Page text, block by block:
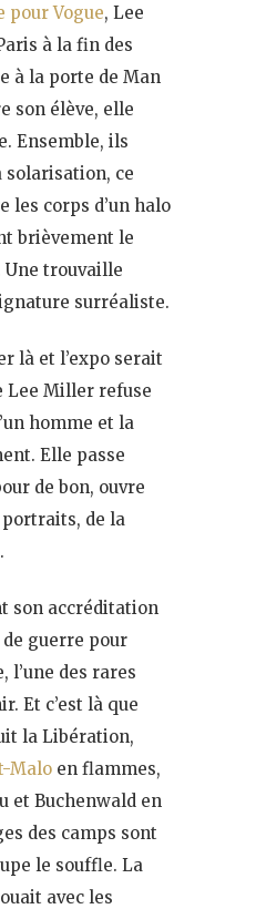
pour Vogue, Lee
à la fin des
à la porte de Man
son élève, elle
Ensemble, ils
ce
les corps d’un halo
brièvement le
trouvaille
surréaliste.
là et l’expo serait
Lee Miller refuse
homme et la
Elle passe
de bon, ouvre
de la
son accréditation
guerre pour
l’une des rares
Et c’est là que
la Libération,
Malo en flammes,
et Buchenwald en
des camps sont
le souffle. La
avec les